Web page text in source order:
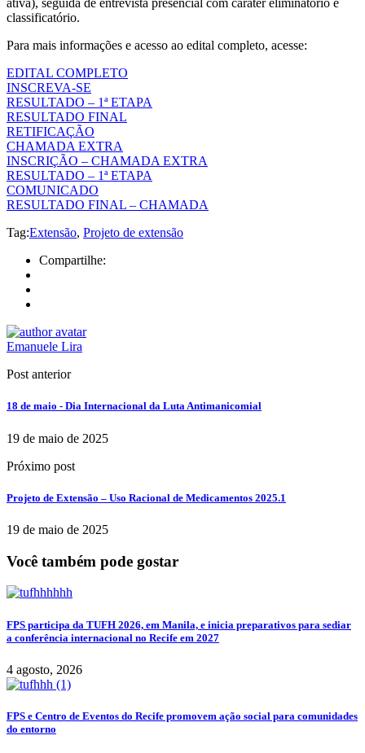
ativa), seguida de entrevista presencial com caráter eliminatório e
classificatório.
Para mais informações e acesso ao edital completo, acesse:
EDITAL COMPLETO
INSCREVA-SE
RESULTADO – 1ª ETAPA
RESULTADO FINAL
RETIFICAÇÃO
CHAMADA EXTRA
INSCRIÇÃO – CHAMADA EXTRA
RESULTADO – 1ª ETAPA
COMUNICADO
RESULTADO FINAL – CHAMADA
Tag:Extensão, Projeto de extensão
Compartilhe:
Emanuele Lira
Post anterior
18 de maio - Dia Internacional da Luta Antimanicomial
19 de maio de 2025
Próximo post
Projeto de Extensão – Uso Racional de Medicamentos 2025.1
19 de maio de 2025
Você também pode gostar
FPS participa da TUFH 2026, em Manila, e inicia preparativos para sediar
a conferência internacional no Recife em 2027
4 agosto, 2026
FPS e Centro de Eventos do Recife promovem ação social para comunidades
do entorno